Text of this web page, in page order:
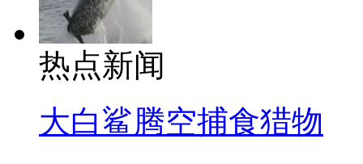
热点新闻
大白鲨腾空捕食猎物